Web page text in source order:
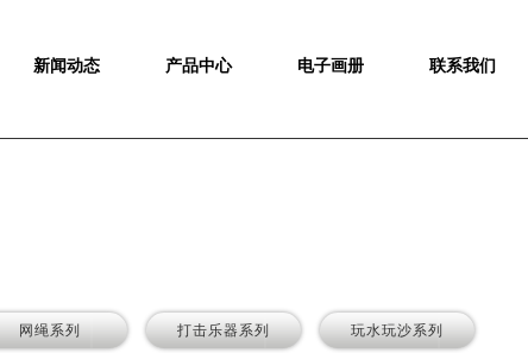
新闻动态 产品中心 电子画册 联系我们
网绳系列 打击乐器系列 玩水玩沙系列